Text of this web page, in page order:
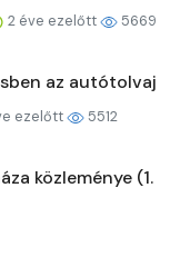
2 éve ezelőtt 5669
az autótolvaj
ezelőtt 5512
közleménye (1.